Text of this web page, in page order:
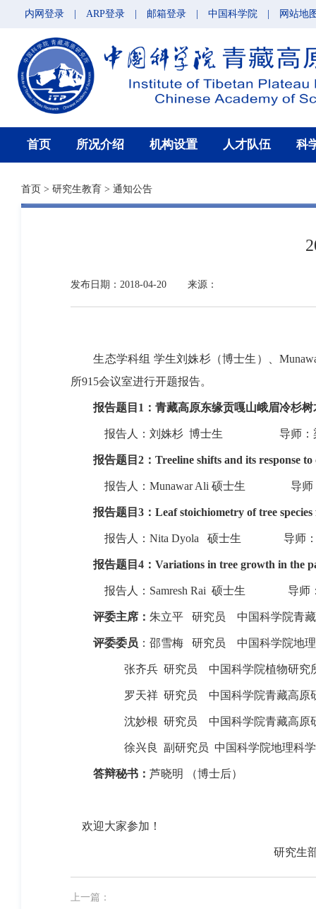
内网登录 ARP登录 邮箱登录 中国科学院 网站地
首页 所况介绍 机构设置 人才队伍 科
首页 > 研究生教育 > 通知公告
发布日期：2018-04-20 来源：
生态学科组 学生刘姝杉（博士生）、
所915会议室进行开题报告。
报告题目 1 ：青藏高原东缘贡嘎山峨眉冷杉
报告人：刘姝杉 博士生 导师
报告题目 2 ： Treeline shifts and its response
报告人： Munawar Ali 硕士生 导
报告题目 3 ： Leaf stoichiometry of tree
报告人： Nita Dyola 硕士生 导师
报告题目 4 ： Variations in tree growth in the
报告人： Samresh Rai 硕士生 导师
评委主席： 朱立平 研究员 中国科学院青
评委委员 ：邵雪梅 研究员 中国科学院地
张齐兵 研究员 中国科学院植物研究
罗天祥 研究员 中国科学院青藏高原
沈妙根 研究员 中国科学院青藏高原
徐兴良 副研究员 中国科学院地理科
答辩秘书： 芦晓明 （博士后）
欢迎大家参加！
研究生
上一篇：